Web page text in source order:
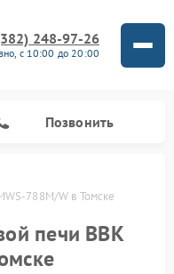
248-97-26
с 10:00 до 20:00
Позвонить
788M/W в Томске
печи BBK